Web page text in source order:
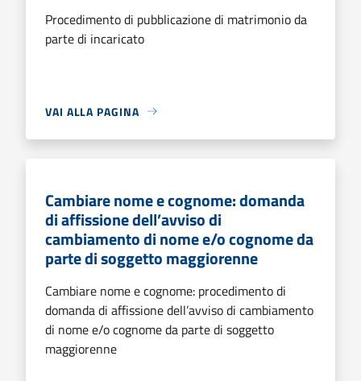
Procedimento di pubblicazione di matrimonio da
parte di incaricato
VAI ALLA PAGINA
Cambiare nome e cognome: domanda
di affissione dell’avviso di
cambiamento di nome e/o cognome da
parte di soggetto maggiorenne
Cambiare nome e cognome: procedimento di
domanda di affissione dell’avviso di cambiamento
di nome e/o cognome da parte di soggetto
maggiorenne